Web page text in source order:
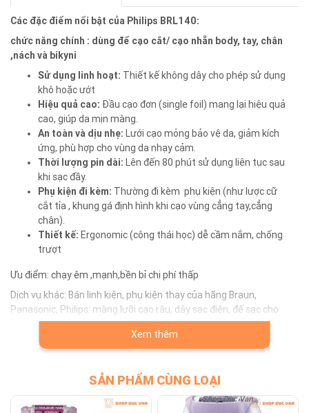
Các đặc điểm nổi bật của Philips BRL140:
chức năng chính : dùng để cạo cắt/ cạo nhẵn body, tay, chân
,nách và bikyni
Sử dụng linh hoạt: Thiết kế không dây cho phép sử dụng
khô hoặc ướt
Hiệu quả cao: Đầu cạo đơn (single foil) mang lại hiệu quả
cao, giúp da mịn màng.
An toàn và dịu nhẹ: Lưới cạo mỏng bảo vệ da, giảm kích
ứng, phù hợp cho vùng da nhạy cảm.
Thời lượng pin dài: Lên đến 80 phút sử dụng liên tục sau
khi sạc đầy.
Phụ kiện đi kèm: Thường đi kèm phụ kiện (như lược cữ
cắt tỉa , khung gá định hình khi cạo vùng cẳng tay,cẳng
chân).
Thiết kế: Ergonomic (công thái học) dễ cầm nắm, chống
trượt
Ưu điểm: chạy êm ,mạnh,bền bỉ chi phí thấp
Dịch vụ khác: Bán linh kiện, phụ kiện thay của hãng Braun,
Panasonic, Philips: màng lưỡi cạo râu, dây sạc điện, đế sạc cho
máy cạo râu, máy tỉa râu, máy cạo lông toàn thân, máy tông đơ
cắt tóc Nhận thay pin, sửa chữa máy cạo râu, máy tỉa râu, máy
cạo lông – nhổ lông toàn thân, máy tông đơ cắt tóc cho các hãng
nước Waterpik, máy tăm nước Oral-B, máy tăm nước Philips, máy
tăm nước Panasonic Nhận sửa chữa máy rửa mặt Foreo Luna,
máy rửa mặt Foreo Luna Mini, máy đắp mặt na Foreo UFO, bàn
Xem thêm
SẢN PHẨM CÙNG LOẠI